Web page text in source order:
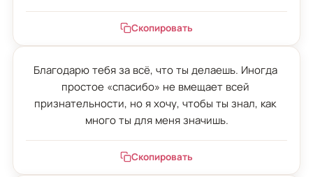
Скопировать
Благодарю тебя за всё, что ты делаешь. Иногда
простое «спасибо» не вмещает всей
признательности, но я хочу, чтобы ты знал, как
много ты для меня значишь.
Скопировать